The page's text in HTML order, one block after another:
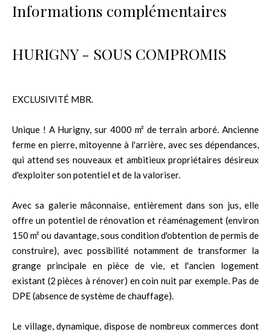
Informations complémentaires
HURIGNY - SOUS COMPROMIS
EXCLUSIVITÉ MBR.
Unique ! A Hurigny, sur 4000 m² de terrain arboré. Ancienne
ferme en pierre, mitoyenne à l'arrière, avec ses dépendances,
qui attend ses nouveaux et ambitieux propriétaires désireux
d'exploiter son potentiel et de la valoriser.
Avec sa galerie mâconnaise, entièrement dans son jus, elle
offre un potentiel de rénovation et réaménagement (environ
150 m² ou davantage, sous condition d'obtention de permis de
construire), avec possibilité notamment de transformer la
grange principale en pièce de vie, et l'ancien logement
existant (2 pièces à rénover) en coin nuit par exemple. Pas de
DPE (absence de système de chauffage).
Le village, dynamique, dispose de nombreux commerces dont